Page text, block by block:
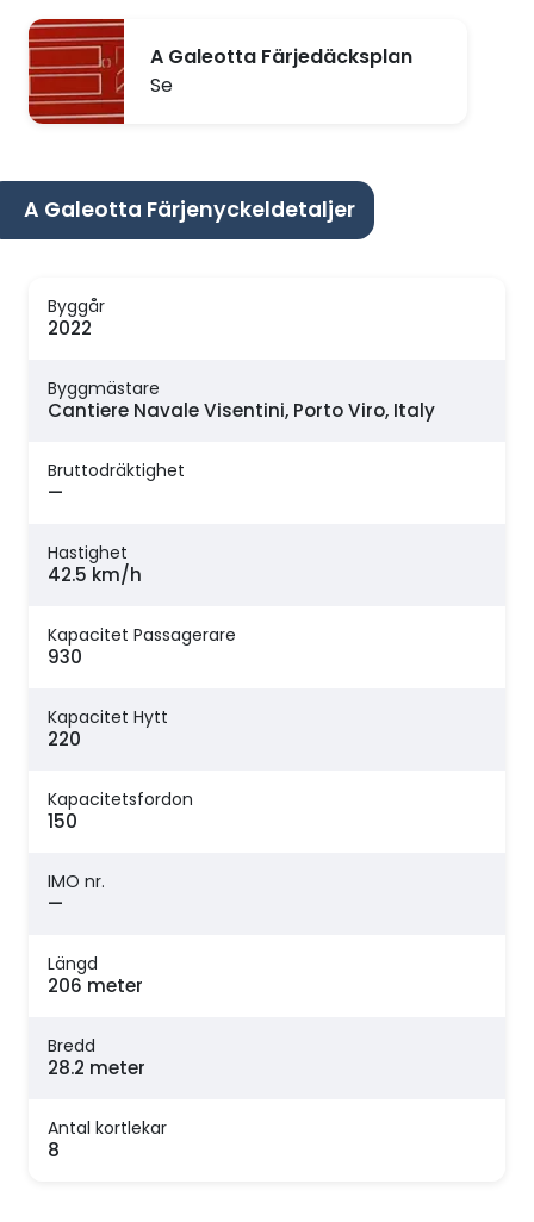
A Galeotta Färjedäcksplan
Se
A Galeotta Färjenyckeldetaljer
Byggår
2022
Byggmästare
Cantiere Navale Visentini, Porto Viro, Italy
Bruttodräktighet
—
Hastighet
42.5 km/h
Kapacitet Passagerare
930
Kapacitet Hytt
220
Kapacitetsfordon
150
IMO nr.
—
Längd
206 meter
Bredd
28.2 meter
Antal kortlekar
8